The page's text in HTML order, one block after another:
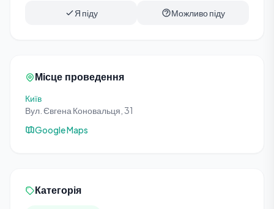
Я піду Можливо піду
Місце проведення
Київ
Вул. Євгена Коновальця, 31
Google Maps
Категорія